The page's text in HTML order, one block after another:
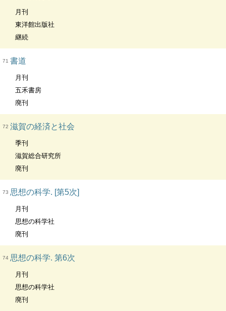
月刊
東洋館出版社
継続
71 書道
月刊
五禾書房
廃刊
72 滋賀の経済と社会
季刊
滋賀総合研究所
廃刊
73 思想の科学. [第5次]
月刊
思想の科学社
廃刊
74 思想の科学. 第6次
月刊
思想の科学社
廃刊